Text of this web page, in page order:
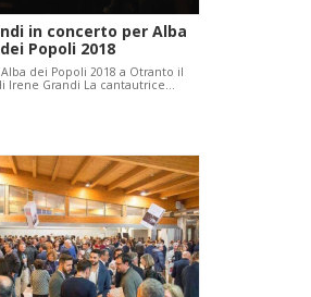
in concerto per Alba
dei Popoli 2018
dei Popoli 2018 a Otranto il
Irene Grandi La cantautrice…